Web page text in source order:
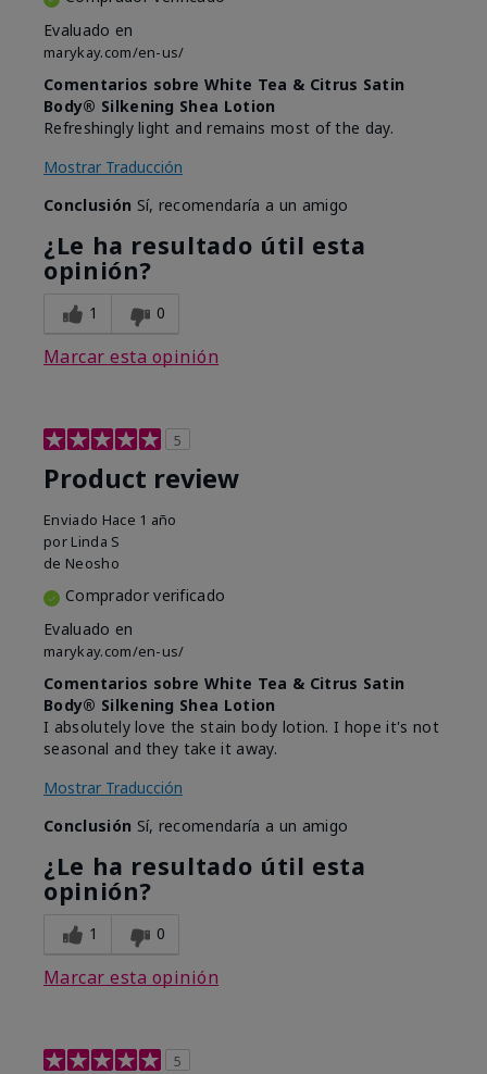
Evaluado en
marykay.com/en-us/
Comentarios sobre White Tea & Citrus Satin
Body® Silkening Shea Lotion
Refreshingly light and remains most of the day.
Mostrar Traducción
Conclusión Sí, recomendaría a un amigo
¿Le ha resultado útil esta
opinión?
1 0
Marcar esta opinión
5
Product review
Enviado Hace 1 año
por Linda S
de Neosho
Comprador verificado
Evaluado en
marykay.com/en-us/
Comentarios sobre White Tea & Citrus Satin
Body® Silkening Shea Lotion
I absolutely love the stain body lotion. I hope it's not
seasonal and they take it away.
Mostrar Traducción
Conclusión Sí, recomendaría a un amigo
¿Le ha resultado útil esta
opinión?
1 0
Marcar esta opinión
5